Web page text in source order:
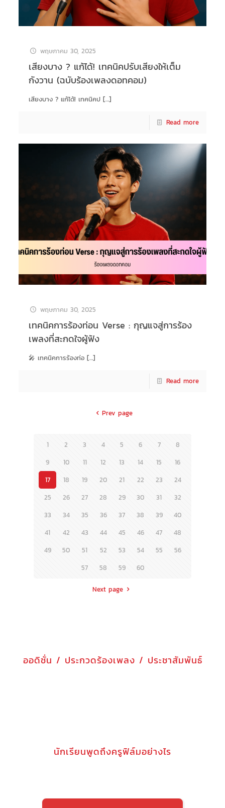
พฤษภาคม 30, 2025
เสียงบาง ? แก้ได้! เทคนิคปรับเสียงให้เต็ม
กังวาน (ฉบับร้องเพลงดอทคอม)
เสียงบาง ? แก้ได้! เทคนิคป[…]
Read more
พฤษภาคม 30, 2025
เทคนิคการร้องท่อน Verse : กุญแจสู่การร้อง
เพลงที่สะกดใจผู้ฟัง
🎤 เทคนิคการร้องท่อ[…]
Read more
Prev page
1 2 3 4 5 6 7
8
9
10 11 12 13 14 15
16
17
18 19 20 21 22 23
24
25
26 27 28 29 30 31
32
33
34 35 36 37 38 39
40
41
42 43 44 45 46 47
48
49
50 51 52 53 54 55
56
57
58 59 60
Next page
ออดิชั่น / ประกวดร้องเพลง / ประชาสัมพันธ์
นักเรียนพูดถึงครูฟิล์มอย่างไร